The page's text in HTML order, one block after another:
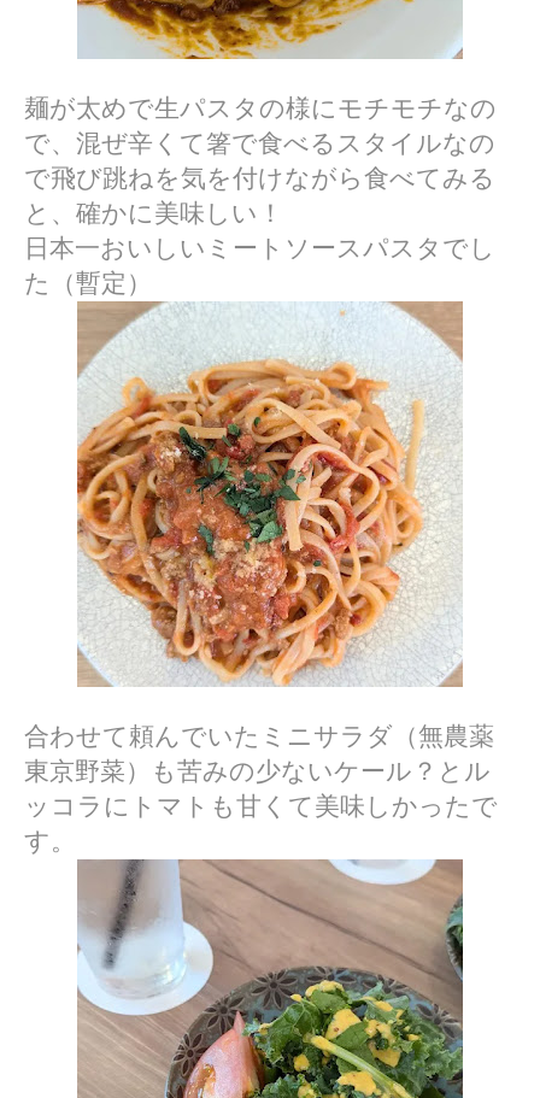
麺が太めで生パスタの様にモチモチなの
で、混ぜ辛くて箸で食べるスタイルなの
で飛び跳ねを気を付けながら食べてみる
と、確かに美味しい！
日本一おいしいミートソースパスタでし
た（暫定）
合わせて頼んでいたミニサラダ（無農薬
東京野菜）も苦みの少ないケール？とル
ッコラにトマトも甘くて美味しかったで
す。